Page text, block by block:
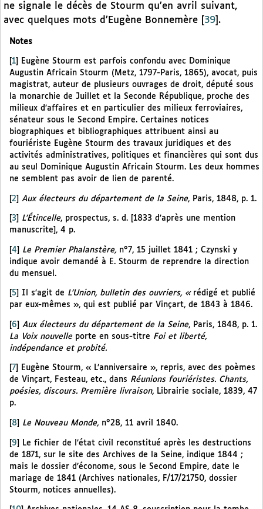
ne signale le décès de Stourm qu’en avril suivant,
avec quelques mots d’Eugène Bonnemère
39 .
Notes
1
Eugène Stourm est parfois confondu avec Dominique
Augustin Africain Stourm (Metz, 1797-Paris, 1865), avocat, puis
magistrat, auteur de plusieurs ouvrages de droit, député sous
la monarchie de Juillet et la Seconde République, proche des
milieux d’affaires et en particulier des milieux ferroviaires,
sénateur sous le Second Empire. Certaines notices
biographiques et bibliographiques attribuent ainsi au
fouriériste Eugène Stourm des travaux juridiques et des
activités administratives, politiques et financières qui sont dus
au seul Dominique Augustin Africain Stourm. Les deux hommes
ne semblent pas avoir de lien de parenté.
[2] Aux électeurs du département de la Seine, Paris, 1848, p. 1.
3 L’Étincelle, prospectus, s. d. [1833 d’après une mention
manuscrite], 4 p.
[4] Le Premier Phalanstère, n°7, 15 juillet 1841 ; Czynski y
indique avoir demandé à E. Stourm de reprendre la direction
du mensuel.
5 Il s’agit de L’Union, bulletin des ouvriers, « rédigé et publié
par eux-mêmes », qui est publié par Vinçart, de 1843 à 1846.
[6] Aux électeurs du département de la Seine, Paris, 1848, p. 1.
La Voix nouvelle porte en sous-titre Foi et liberté,
indépendance et probité.
7
Eugène Stourm, « L’anniversaire », repris, avec des poèmes
de Vinçart, Festeau, etc., dans Réunions fouriéristes. Chants,
poésies, discours. Première livraison, Librairie sociale, 1839, 47
p.
8 Le Nouveau Monde, n°28, 11 avril 1840.
[9]
Le fichier de l’état civil reconstitué après les destructions
de 1871, sur le site des Archives de la Seine, indique 1844 ;
mais le dossier d’économe, sous le Second Empire, date le
mariage de 1841 (Archives nationales, F/17/21750, dossier
Stourm, notices annuelles).